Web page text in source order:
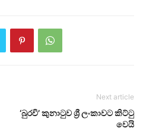
Next article
‘බුරවි’ කුනාටුව ශ්‍රී ලංකාවට කිට්ටු
වෙයි